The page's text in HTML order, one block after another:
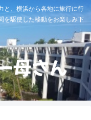
と、横浜から各地に旅行に行
を駆使した移動をお楽しみ下